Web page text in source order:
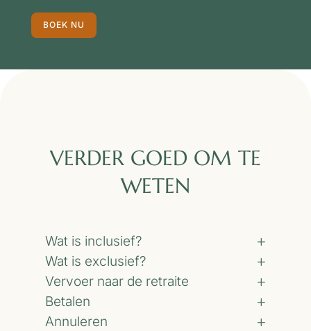
BOEK NU
VERDER GOED OM TE
WETEN
Wat is inclusief?
Wat is exclusief?
Vervoer naar de retraite
Betalen
Annuleren